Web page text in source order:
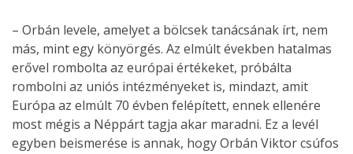
– Orbán levele, amelyet a bölcsek tanácsának írt, nem
más, mint egy könyörgés. Az elmúlt években hatalmas
erővel rombolta az európai értékeket, próbálta
rombolni az uniós intézményeket is, mindazt, amit
Európa az elmúlt 70 évben felépített, ennek ellenére
most mégis a Néppárt tagja akar maradni. Ez a levél
egyben beismerése is annak, hogy Orbán Viktor csúfos